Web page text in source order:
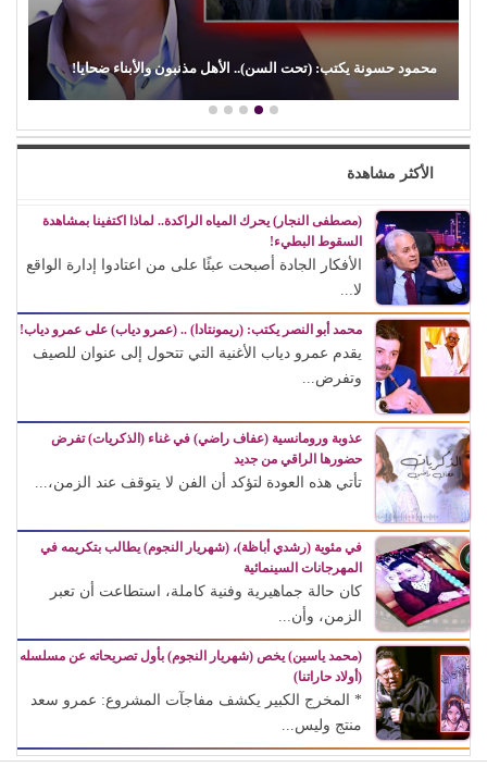
مذنبون والأبناء ضحايا! (الفن) والسياسة: عندما تتحول الريشة
الأكثر مشاهدة
(مصطفى النجار) يحرك المياه الراكدة.. لماذا اكتفينا بمشاهدة
السقوط البطيء!
الأفكار الجادة أصبحت عبئًا على من اعتادوا إدارة الواقع
لا...
محمد أبو النصر يكتب: (ريمونتادا) .. (عمرو دياب) على عمرو دياب!
يقدم عمرو دياب الأغنية التي تتحول إلى عنوان للصيف
وتفرض...
عذوبة ورومانسية (عفاف راضي) في غناء (الذكريات) تفرض
حضورها الراقي من جديد
تأتي هذه العودة لتؤكد أن الفن لا يتوقف عند الزمن،...
في مئوية (رشدي أباظة)، (شهريار النجوم) يطالب بتكريمه في
المهرجانات السينمائية
كان حالة جماهيرية وفنية كاملة، استطاعت أن تعبر
الزمن، وأن...
(محمد ياسين) يخص (شهريار النجوم) بأول تصريحاته عن مسلسله
(أولاد حاراتنا)
* المخرج الكبير يكشف مفاجآت المشروع: عمرو سعد
منتج وليس...